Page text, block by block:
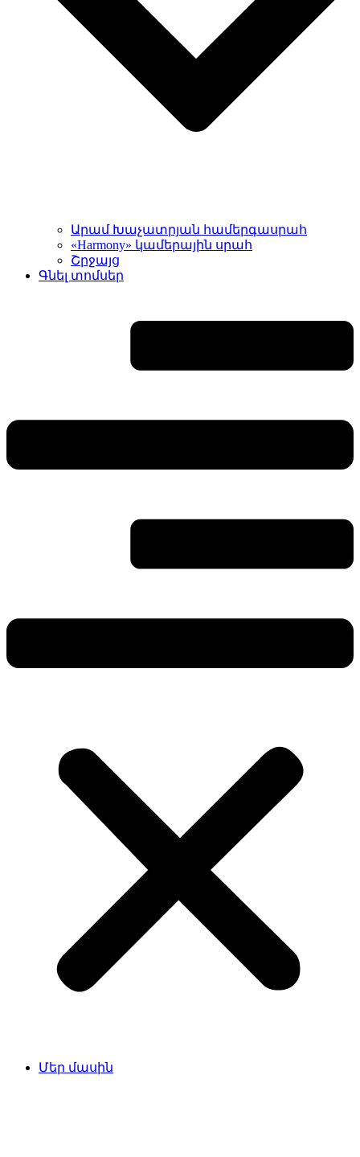
Արամ Խաչատրյան համերգասրահ
«Harmony» կամերային սրահ
Շրջայց
Գնել տոմսեր
Մեր մասին